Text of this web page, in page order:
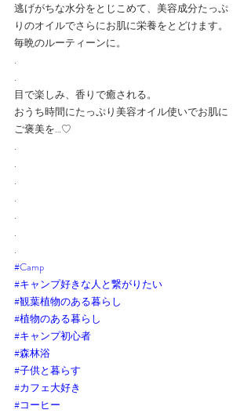
逃げがちな水分をとじこめて、美容成分たっぷ
りのオイルでさらにお肌に栄養をとどけます。
毎晩のルーティーンに。
.
.
目で楽しみ、香りで癒される。
おうち時間にたっぷり美容オイル使いでお肌に
ご褒美を…♡
.
.
.
.
.
.
.
#Camp
#キャンプ好きな人と繋がりたい
#観葉植物のある暮らし
#植物のある暮らし
#キャンプ初心者
#森林浴
#子供と暮らす
#カフェ大好き
#コーヒー